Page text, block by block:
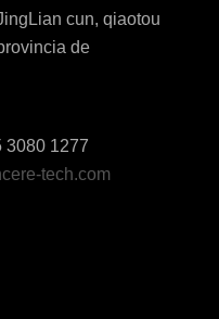
cun, qiaotou
de
3080 1277
tech.com